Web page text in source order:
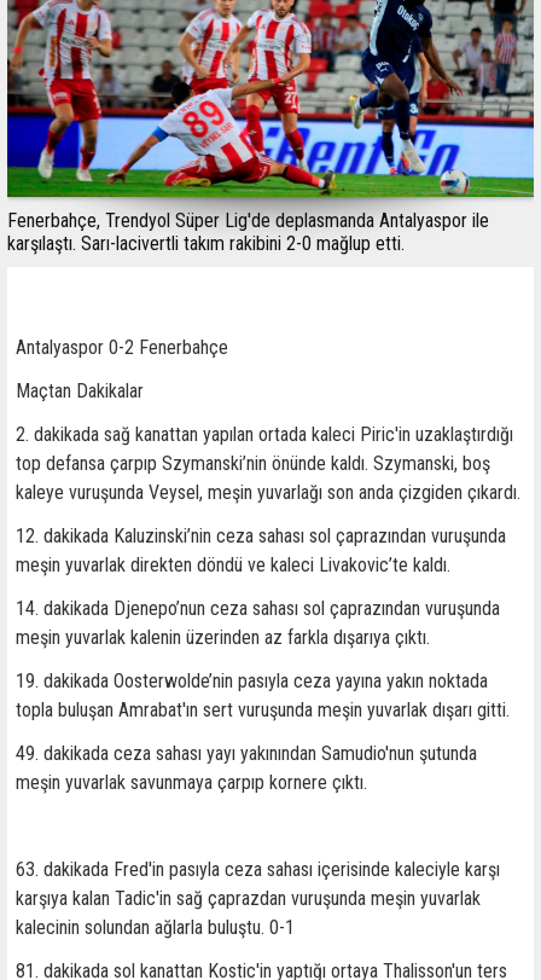
Fenerbahçe, Trendyol Süper Lig'de deplasmanda Antalyaspor ile
karşılaştı. Sarı-lacivertli takım rakibini 2-0 mağlup etti.
Antalyaspor 0-2 Fenerbahçe
Maçtan Dakikalar
2. dakikada sağ kanattan yapılan ortada kaleci Piric'in uzaklaştırdığı
top defansa çarpıp Szymanski’nin önünde kaldı. Szymanski, boş
kaleye vuruşunda Veysel, meşin yuvarlağı son anda çizgiden çıkardı.
12. dakikada Kaluzinski’nin ceza sahası sol çaprazından vuruşunda
meşin yuvarlak direkten döndü ve kaleci Livakovic’te kaldı.
14. dakikada Djenepo’nun ceza sahası sol çaprazından vuruşunda
meşin yuvarlak kalenin üzerinden az farkla dışarıya çıktı.
19. dakikada Oosterwolde’nin pasıyla ceza yayına yakın noktada
topla buluşan Amrabat'ın sert vuruşunda meşin yuvarlak dışarı gitti.
49. dakikada ceza sahası yayı yakınından Samudio'nun şutunda
meşin yuvarlak savunmaya çarpıp kornere çıktı.
63. dakikada Fred'in pasıyla ceza sahası içerisinde kaleciyle karşı
karşıya kalan Tadic'in sağ çaprazdan vuruşunda meşin yuvarlak
kalecinin solundan ağlarla buluştu. 0-1
81. dakikada sol kanattan Kostic'in yaptığı ortaya Thalisson'un ters